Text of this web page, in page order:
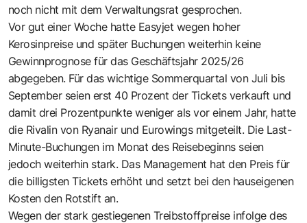
noch nicht mit dem Verwaltungsrat gesprochen.
Vor gut einer Woche hatte Easyjet wegen hoher
Kerosinpreise und später Buchungen weiterhin keine
Gewinnprognose für das Geschäftsjahr 2025/26
abgegeben. Für das wichtige Sommerquartal von Juli bis
September seien erst 40 Prozent der Tickets verkauft und
damit drei Prozentpunkte weniger als vor einem Jahr, hatte
die Rivalin von Ryanair und Eurowings mitgeteilt. Die Last-
Minute-Buchungen im Monat des Reisebeginns seien
jedoch weiterhin stark. Das Management hat den Preis für
die billigsten Tickets erhöht und setzt bei den hauseigenen
Kosten den Rotstift an.
Wegen der stark gestiegenen Treibstoffpreise infolge des